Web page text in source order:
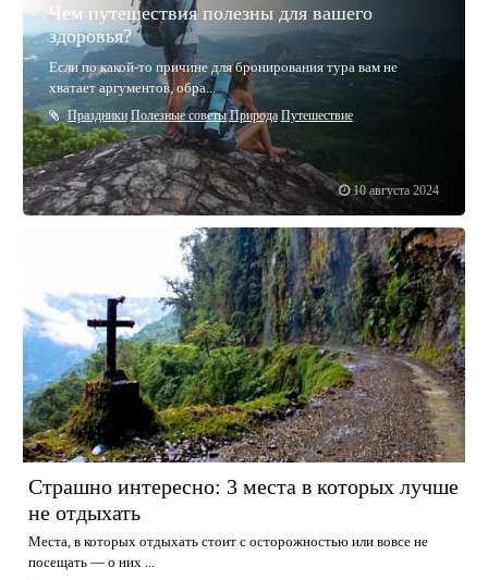
10 августа 2024
Чем путешествия полезны для вашего
здоровья?
Если по какой-то причине для бронирования тура вам не
хватает аргументов, обра...
Праздники Полезные советы Природа Путешествие
Страшно интересно: 3 места в которых лучше
не отдыхать
Места, в которых отдыхать стоит с осторожностью или вовсе не
посещать — о них ...